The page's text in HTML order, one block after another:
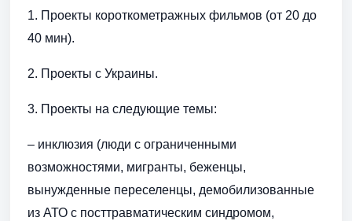
1. Проекты короткометражных фильмов (от 20 до
40 мин).
2. Проекты с Украины.
3. Проекты на следующие темы:
– инклюзия (люди с ограниченными
возможностями, мигранты, беженцы,
вынужденные переселенцы, демобилизованные
из АТО с посттравматическим синдромом,